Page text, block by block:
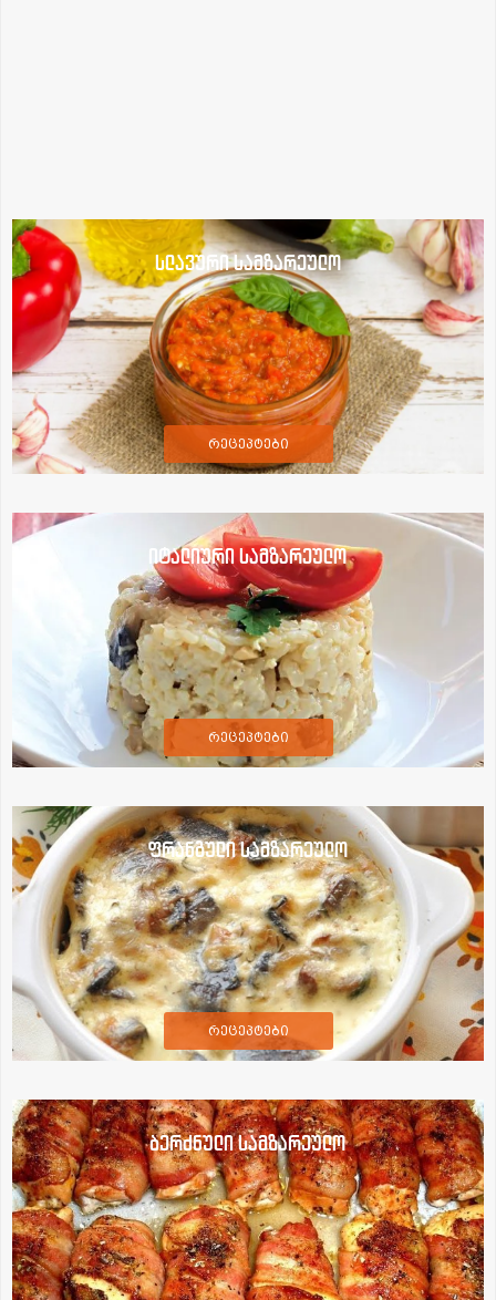
სლავური სამზარეულო
რეცეპტები
იტალიური სამზარეულო
რეცეპტები
ფრანგული სამზარეულო
რეცეპტები
ბერძნული სამზარეულო